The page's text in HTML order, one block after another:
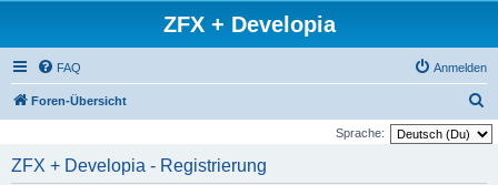
ZFX + Developia
FAQ Anmelden
Foren-Übersicht
u
Sprache:
ZFX + Developia - Registrierung